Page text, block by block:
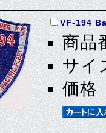
VF-194
商品
サイ
価格